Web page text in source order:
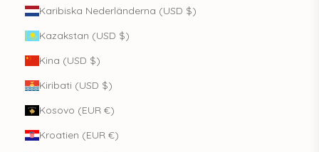
Karibiska Nederländerna (USD $)
Kazakstan (USD $)
Kina (USD $)
Kiribati (USD $)
Kosovo (EUR €)
Kroatien (EUR €)